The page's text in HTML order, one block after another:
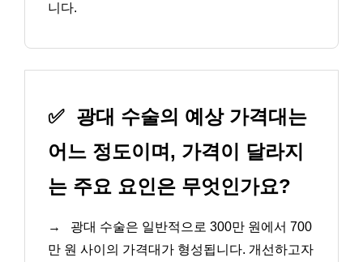
니다.
✅ 광대 수술의 예상 가격대는
어느 정도이며, 가격이 달라지
는 주요 요인은 무엇인가요?
→
광대 수술은 일반적으로 300만 원에서 700
만 원 사이의 가격대가 형성됩니다. 개선하고자